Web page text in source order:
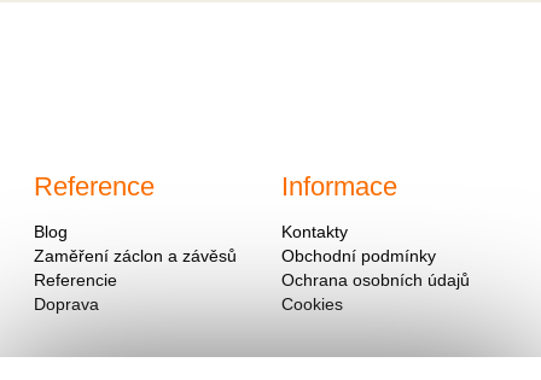
Reference
Blog
Zaměření záclon a závěsů
Referencie
Doprava
Informace
Kontakty
Obchodní podmínky
Ochrana osobních údajů
Cookies